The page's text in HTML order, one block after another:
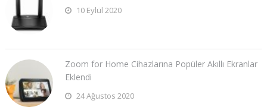
10 Eylül 2020
Zoom for Home Cihazlarına Popüler Akıllı Ekranlar
Eklendi
24 Ağustos 2020